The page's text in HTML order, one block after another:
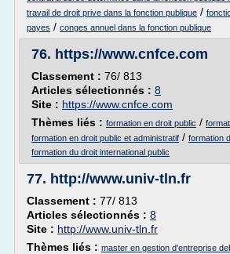
travail de droit prive dans la fonction publique /
payes / conges annuel dans la fonction publique
76. https://www.cnfce.com
Classement : 76/ 813
Articles sélectionnés : 8
Site : https://www.cnfce.com
Thèmes liés : formation en droit public /
formation en droit public et administratif / formation
formation du droit international public
77. http://www.univ-tln.fr
Classement : 77/ 813
Articles sélectionnés : 8
Site : http://www.univ-tln.fr
Thèmes liés : master en gestion d'entreprise